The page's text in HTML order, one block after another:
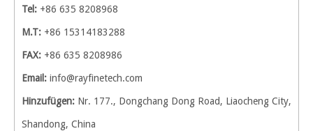
Tel: +86 635 8208968
M.T: +86 15314183288
FAX: +86 635 8208986
Email: info@rayfinetech.com
Hinzufügen: Nr. 177., Dongchang Dong Road, Liaocheng City,
Shandong, China